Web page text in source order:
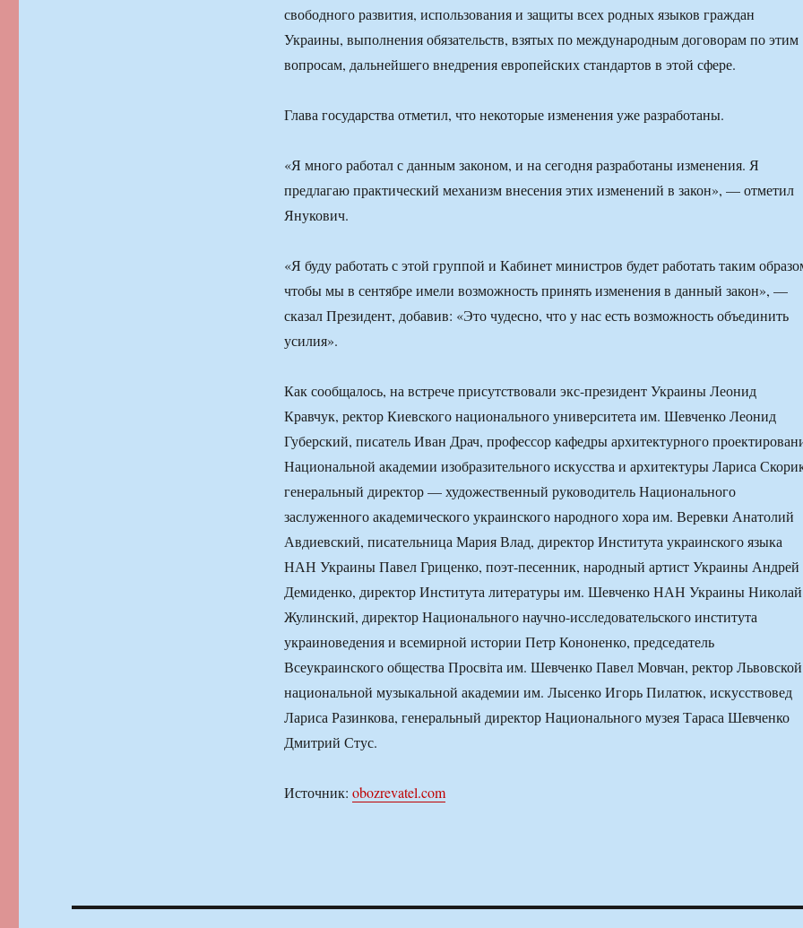
свободного развития, использования и защиты всех родных языков граждан
Украины, выполнения обязательств, взятых по международным договорам по этим
вопросам, дальнейшего внедрения европейских стандартов в этой сфере.
Глава государства отметил, что некоторые изменения уже разработаны.
«Я много работал с данным законом, и на сегодня разработаны изменения. Я
предлагаю практический механизм внесения этих изменений в закон», — отметил
Янукович.
«Я буду работать с этой группой и Кабинет министров будет работать таким
чтобы мы в сентябре имели возможность принять изменения в данный закон», —
сказал Президент, добавив: «Это чудесно, что у нас есть возможность объединить
усилия».
Как сообщалось, на встрече присутствовали экс-президент Украины Леонид
Кравчук, ректор Киевского национального университета им. Шевченко Леонид
Губерский, писатель Иван Драч, профессор кафедры архитектурного
Национальной академии изобразительного искусства и архитектуры Лариса
генеральный директор — художественный руководитель Национального
заслуженного академического украинского народного хора им. Веревки Анатолий
Авдиевский, писательница Мария Влад, директор Института украинского языка
НАН Украины Павел Гриценко, поэт-песенник, народный артист Украины Андрей
Демиденко, директор Института литературы им. Шевченко НАН Украины Николай
Жулинский, директор Национального научно-исследовательского института
украиноведения и всемирной истории Петр Кононенко, председатель
Всеукраинского общества Просвіта им. Шевченко Павел Мовчан, ректор Львовской
национальной музыкальной академии им. Лысенко Игорь Пилатюк, искусствовед
Лариса Разинкова, генеральный директор Национального музея Тараса Шевченко
Дмитрий Стус.
Источник: obozrevatel.com